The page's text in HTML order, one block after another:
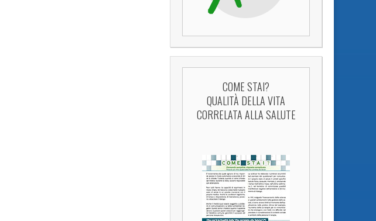
COME STAI?
QUALITÀ DELLA VITA
CORRELATA ALLA SALUTE